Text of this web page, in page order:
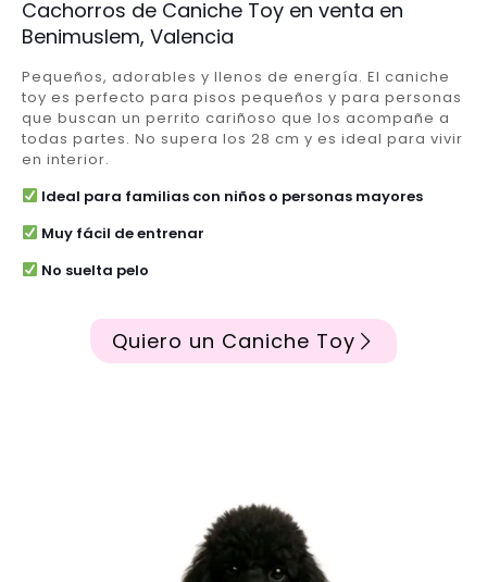
Cachorros de Caniche Toy en venta en
Benimuslem, Valencia
Pequeños, adorables y llenos de energía. El caniche
toy es perfecto para pisos pequeños y para personas
que buscan un perrito cariñoso que los acompañe a
todas partes. No supera los 28 cm y es ideal para vivir
en interior.
Ideal para familias con niños o personas mayores
Muy fácil de entrenar
No suelta pelo
Quiero un Caniche Toy